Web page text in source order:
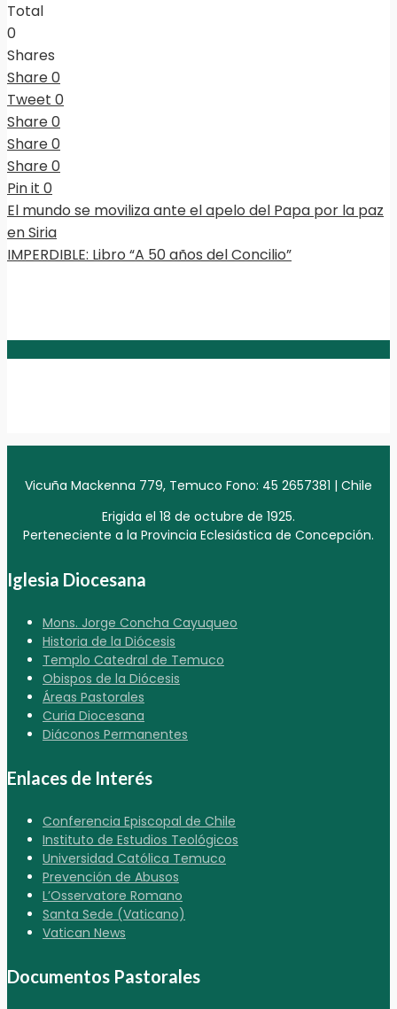
Total
0
Shares
Share0
Tweet 0
Share0
Share0
Share0
Pin it 0
El mundo se moviliza ante el apelo del Papa por la paz
en Siria
IMPERDIBLE: Libro “A 50 años del Concilio”
Vicuña Mackenna 779, Temuco Fono: 45 2657381 | Chile
Erigida el 18 de octubre de 1925.
Perteneciente a la Provincia Eclesiástica de Concepción.
Iglesia Diocesana
Mons. Jorge Concha Cayuqueo
Historia de la Diócesis
Templo Catedral de Temuco
Obispos de la Diócesis
Áreas Pastorales
Curia Diocesana
Diáconos Permanentes
Enlaces de Interés
Conferencia Episcopal de Chile
Instituto de Estudios Teológicos
Universidad Católica Temuco
Prevención de Abusos
L’Osservatore Romano
Santa Sede (Vaticano)
Vatican News
Documentos Pastorales